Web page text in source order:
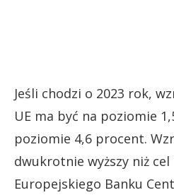
Jeśli chodzi o 2023 rok,
UE ma być na poziomie
poziomie 4,6 procent.
dwukrotnie wyższy niż
Europejskiego Banku